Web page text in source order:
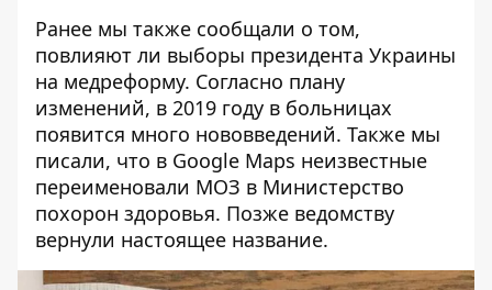
Ранее мы также сообщали о том,
повлияют ли выборы президента Украины
на медреформу. Согласно плану
изменений, в 2019 году в больницах
появится много нововведений. Также мы
писали, что в Google Maps неизвестные
переименовали МОЗ в Министерство
похорон здоровья. Позже ведомству
вернули настоящее название.